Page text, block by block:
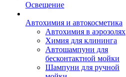
Освещение
Автохимия и автокосметика
Автохимия в аэрозолях
Химия для клининга
Автошампуни для
бесконтактной мойки
Шампуни для ручной